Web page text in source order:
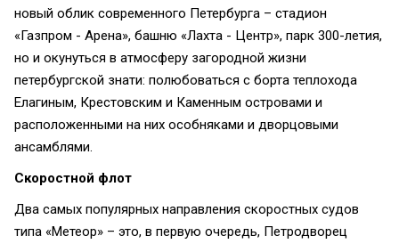
новый облик современного Петербурга – стадион
«Газпром - Арена», башню «Лахта - Центр», парк 300-летия,
но и окунуться в атмосферу загородной жизни
петербургской знати: полюбоваться с борта теплохода
Елагиным, Крестовским и Каменным островами и
расположенными на них особняками и дворцовыми
ансамблями.
Скоростной флот
Два самых популярных направления скоростных судов
типа «Метеор» – это, в первую очередь, Петродворец